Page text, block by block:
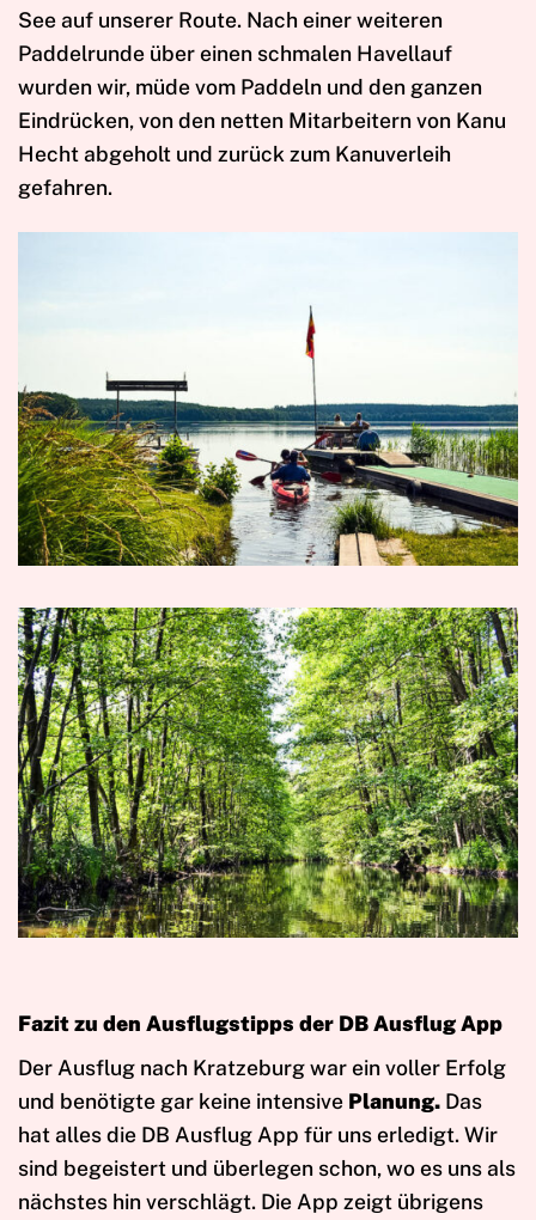
See auf unserer Route. Nach einer weiteren
Paddelrunde über einen schmalen Havellauf
wurden wir, müde vom Paddeln und den ganzen
Eindrücken, von den netten Mitarbeitern von Kanu
Hecht abgeholt und zurück zum Kanuverleih
gefahren.
Fazit zu den Ausflugstipps der DB Ausflug App
Der Ausflug nach Kratzeburg war ein voller Erfolg
und benötigte gar keine intensive Planung. Das
hat alles die DB Ausflug App für uns erledigt. Wir
sind begeistert und überlegen schon, wo es uns als
nächstes hin verschlägt. Die App zeigt übrigens